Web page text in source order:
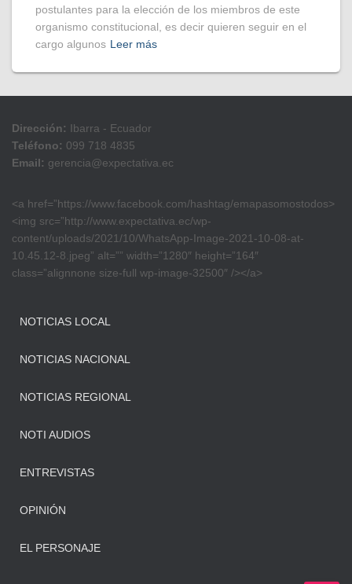
postulantes para la elección de los miembros de este
organismo constitucional, es decir quieren seguir en el
cargo algunos Leer más
Dirección: Ibarra - Ecuador
Teléfono: 099 718 4835
Email: gerencia@expectativa.ec
<a href=”https://www.facebook.com/hashtag/emapasomostodos>
<img src=”http://www.expectativa.ec/wp-
content/uploads/2021/10/WhatsApp-Image-2021-10-08-at-
10.45.12-8.jpeg” alt=”” width=”1280″ height=”164″
class=”alignnone size-full wp-image-32500″ /></a>
NOTICIAS LOCAL
NOTICIAS NACIONAL
NOTICIAS REGIONAL
NOTI AUDIOS
ENTREVISTAS
OPINIÓN
EL PERSONAJE